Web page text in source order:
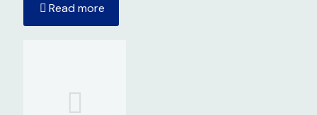
Read more